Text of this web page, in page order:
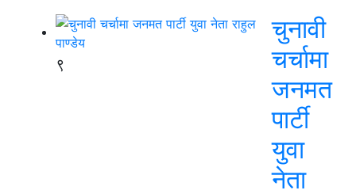
९
चुनावी
चर्चामा
जनमत
पार्टी
युवा
नेता